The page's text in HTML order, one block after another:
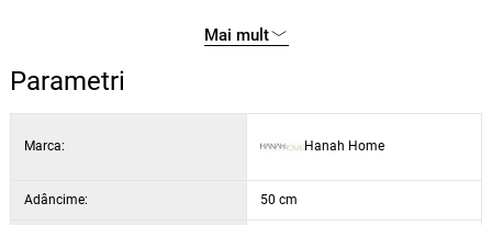
Mai mult
Parametri
Marca: Hanah Home
Adâncime: 50 cm